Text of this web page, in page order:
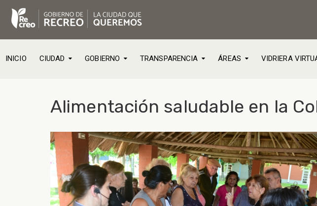
INICIO CIUDAD GOBIERNO TRANSPARENCIA ÁREAS VIDRIERA
Alimentación saludable en la